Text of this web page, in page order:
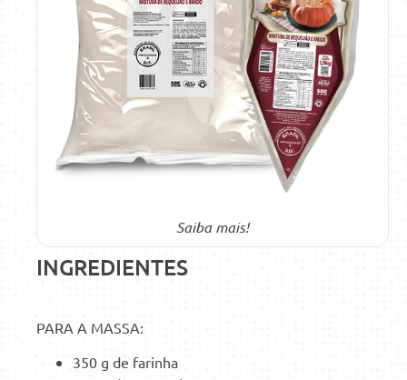
Saiba mais!
INGREDIENTES
PARA A MASSA:
350 g de farinha